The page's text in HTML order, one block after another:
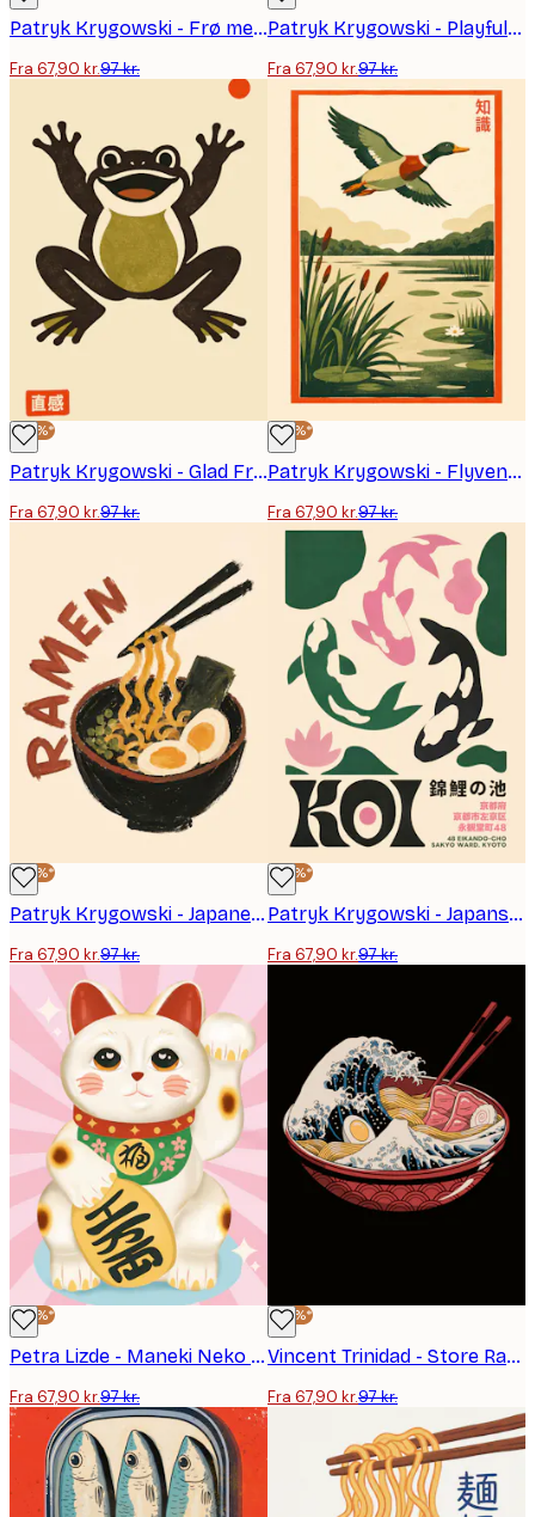
Patryk Krygowski - Frø med Paraply på Regnvejrsdag Plakat
Fra 67,90 kr.97 kr.
Patryk Krygowski - Playful Otter Swim Plakat
Fra 67,90 kr.97 kr.
-30%*
Patryk Krygowski - Glad Frø Rødprik Plakat
Fra 67,90 kr.97 kr.
-30%*
Patryk Krygowski - Flyvende Gråand Over en Sø Plakat
Fra 67,90 kr.97 kr.
-30%*
Patryk Krygowski - Japanese Ramen Noodles Plakat
Fra 67,90 kr.97 kr.
-30%*
Patryk Krygowski - Japansk Koidam Plakat
Fra 67,90 kr.97 kr.
-30%*
Petra Lizde - Maneki Neko Plakat
Fra 67,90 kr.97 kr.
-30%*
Vincent Trinidad - Store Ramenbølge Plakat
Fra 67,90 kr.97 kr.